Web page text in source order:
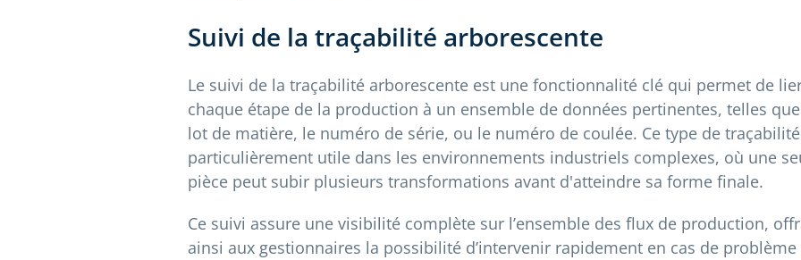
Suivi de la traçabilité arborescente
Le suivi de la traçabilité arborescente est une fonctionnalité clé qui permet de
chaque étape de la production à un ensemble de données pertinentes, telles
lot de matière, le numéro de série, ou le numéro de coulée. Ce type de
particulièrement utile dans les environnements industriels complexes, où une
pièce peut subir plusieurs transformations avant d'atteindre sa forme finale.
Ce suivi assure une visibilité complète sur l’ensemble des flux de production,
ainsi aux gestionnaires la possibilité d’intervenir rapidement en cas de problème